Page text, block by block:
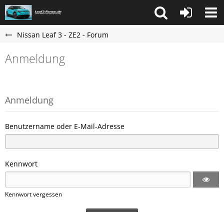
Nissan Leaf 3 - ZE2 - Forum
Anmeldung
Anmeldung
Benutzername oder E-Mail-Adresse
Kennwort
Kennwort vergessen